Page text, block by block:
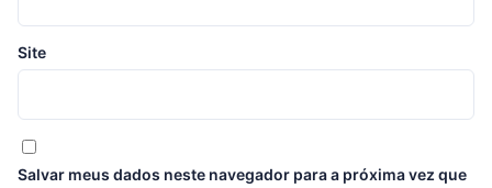
Site
Salvar meus dados neste navegador para a próxima vez que